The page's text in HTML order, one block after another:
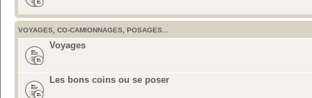
VOYAGES, CO-CAMIONNAGES, POSAGES...
Voyages
Les bons coins ou se poser